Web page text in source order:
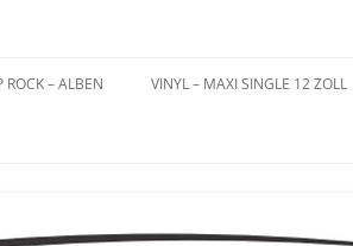
ROCK – ALBEN VINYL – MAXI SINGLE 12 ZOLL